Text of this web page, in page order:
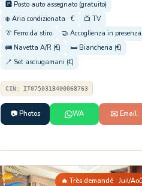
🅿️ Posto auto assegnato (gratuito)
❄️ Aria condizionata · €
📺 TV
👔 Ferro da stiro
🤝 Accoglienza in presenza
🚌 Navetta A/R (€)
🛏️ Biancheria (€)
🪥 Set asciugamani (€)
CIN: IT075031B400068763
📷 Photos WA ✉️ Email
🔥 Très demandé · Juil/